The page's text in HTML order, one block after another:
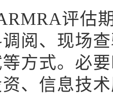
评估期
阅、现场
方式。必
、信息技